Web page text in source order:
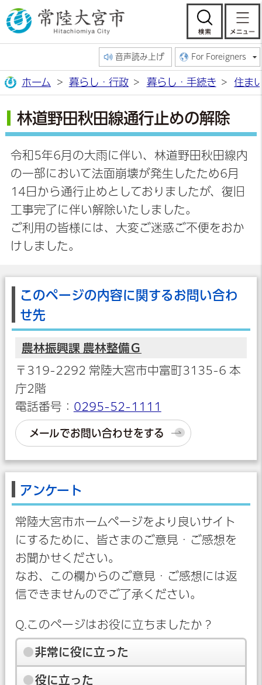
常陸大宮市公
検
音声読み上げ For Foreigners
ホーム 暮らし・行政 暮らし・手続き 住ま
林道野田秋田線通行止めの解除
令和5年6月の大雨に伴い、林道野田秋田線内
の一部において法面崩壊が発生したため6月
14日から通行止めとしておりましたが、復旧
工事完了に伴い解除いたしました。
ご利用の皆様には、大変ご迷惑ご不便をおか
けしました。
このページの内容に関するお問い合わ
せ先
農林振興課 農林整備Ｇ
〒319-2292 常陸大宮市中富町3135-6 本
庁2階
電話番号： 0295-52-1111
メールでお問い合わせをする
アンケート
常陸大宮市ホームページをより良いサイト
にするために、皆さまのご意見・ご感想を
お聞かせください。
なお、この欄からのご意見・ご感想には返
信できませんのでご了承ください。
Q.このページはお役に立ちましたか？
非常に役に立った
役に立った